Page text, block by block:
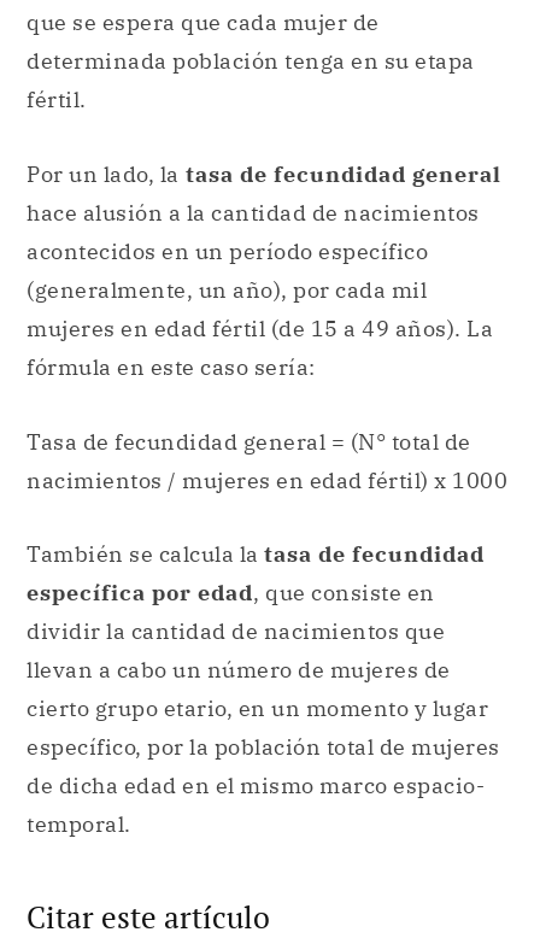
que se espera que cada mujer de
determinada población tenga en su etapa
fértil.
Por un lado, la tasa de fecundidad general
hace alusión a la cantidad de nacimientos
acontecidos en un período específico
(generalmente, un año), por cada mil
mujeres en edad fértil (de 15 a 49 años). La
fórmula en este caso sería:
Tasa de fecundidad general = (N° total de
nacimientos / mujeres en edad fértil) x 1000
También se calcula la tasa de fecundidad
específica por edad, que consiste en
dividir la cantidad de nacimientos que
llevan a cabo un número de mujeres de
cierto grupo etario, en un momento y lugar
específico, por la población total de mujeres
de dicha edad en el mismo marco espacio-
temporal.
Citar este artículo